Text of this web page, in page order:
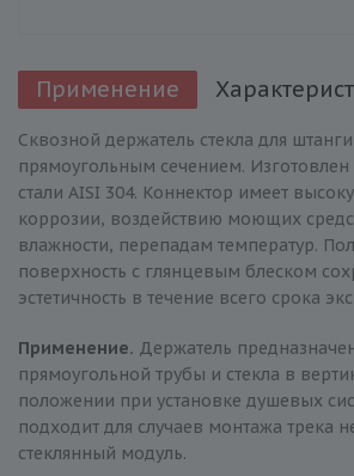
Применение
Сквозной держатель стекла для
прямоугольным сечением.
стали AISI 304. Коннектор имеет
коррозии, воздействию моющих
влажности, перепадам температур.
поверхность с глянцевым блеском
эстетичность в течение всего срока
Применение. Держатель
прямоугольной трубы и стекла в
положении при установке душевых
подходит для случаев монтажа трека
стеклянный модуль.